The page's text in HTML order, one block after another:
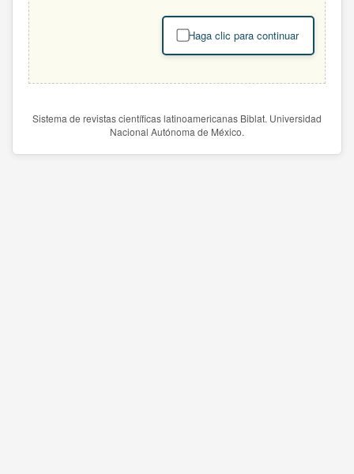
Haga clic para continuar
Sistema de revistas científicas latinoamericanas Biblat. Universidad
Nacional Autónoma de México.